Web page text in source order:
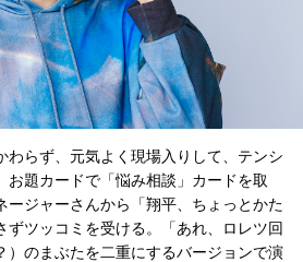
わらず、元気よく現場入りして、テンシ
お題カードで「悩み相談」カードを取
ージャーさんから「翔平、ちょっとかた
ずツッコミを受ける。「あれ、ロレツ回
）のまぶたを二重にするバージョンで演